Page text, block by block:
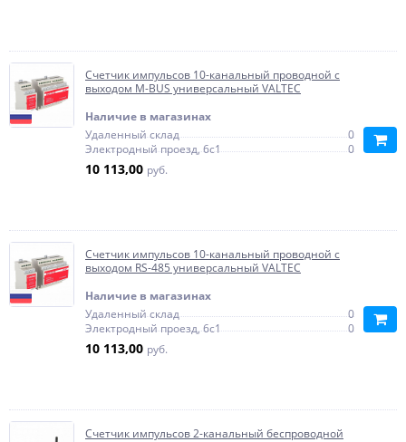
Счетчик импульсов 10-канальный проводной c
выходом M-BUS универсальный VALTEC
Наличие в магазинах
Удаленный склад
0
Электродный проезд, 6с1
0
10 113,00 руб.
Счетчик импульсов 10-канальный проводной c
выходом RS-485 универсальный VALTEC
Наличие в магазинах
Удаленный склад
0
Электродный проезд, 6с1
0
10 113,00 руб.
Счетчик импульсов 2-канальный беспроводной